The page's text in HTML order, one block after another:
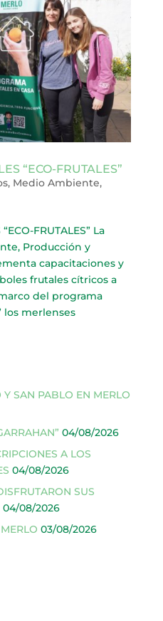
“ECO-FRUTALES”
, Medio Ambiente,
FRUTALES” La
Producción y
capacitaciones y
frutales cítricos a
del programa
los merlenses
SAN PABLO EN MERLO
04/08/2026
A LOS
04/08/2026
SUS
04/08/2026
03/08/2026